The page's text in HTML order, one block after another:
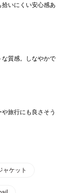
いにくい安心感あ
質感。しなやかで
旅行にも良さそう
ャケット